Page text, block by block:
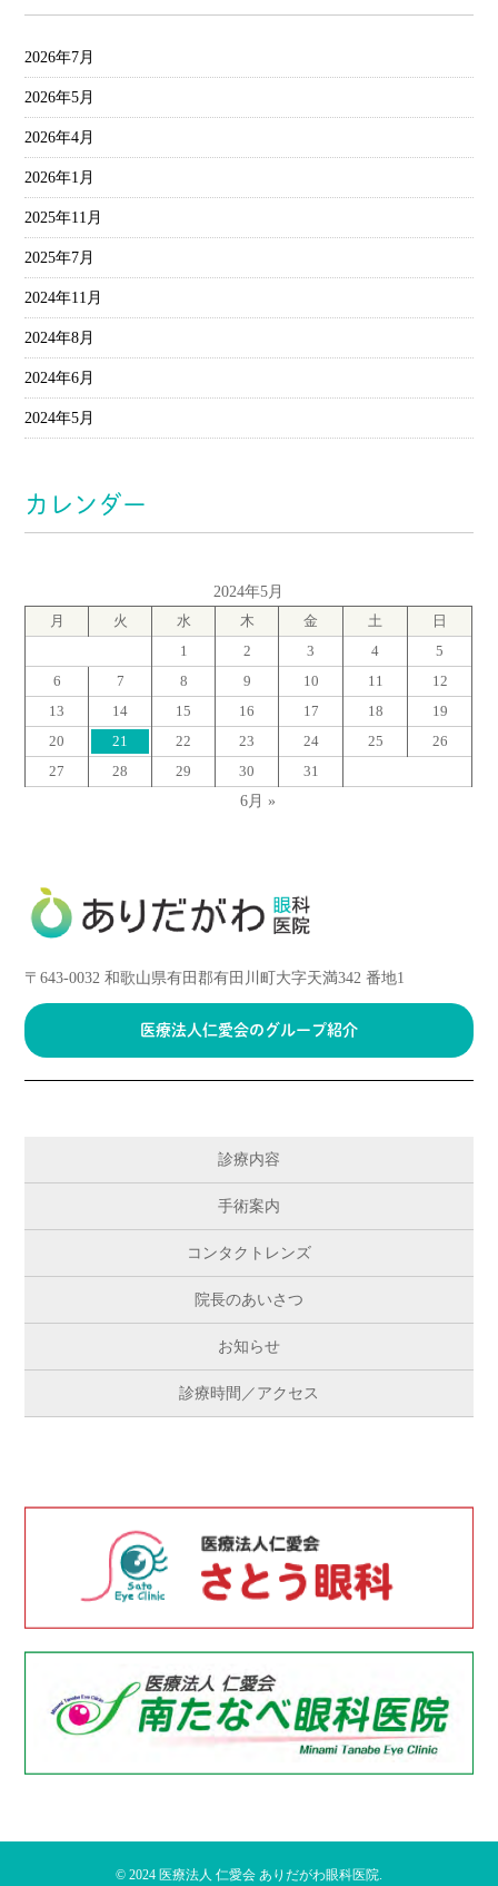
2026年7月
2026年5月
2026年4月
2026年1月
2025年11月
2025年7月
2024年11月
2024年8月
2024年6月
2024年5月
カレンダー
2024年5月
月 火 水 木 金 土
日
1
2 3 4
5
6
7 8 9 10 11
12
13
14 15 16 17 18
19
20
21 22 23 24 25
26
27
28 29 30 31
6月 »
〒643-0032 和歌山県有田郡有田川町大字天満342 番地1
医療法人仁愛会の グループ紹介
診療内容
手術案内
コンタクトレンズ
院長のあいさつ
お知らせ
診療時間／アクセス
© 2024 医療法人 仁愛会 ありだがわ眼科医院